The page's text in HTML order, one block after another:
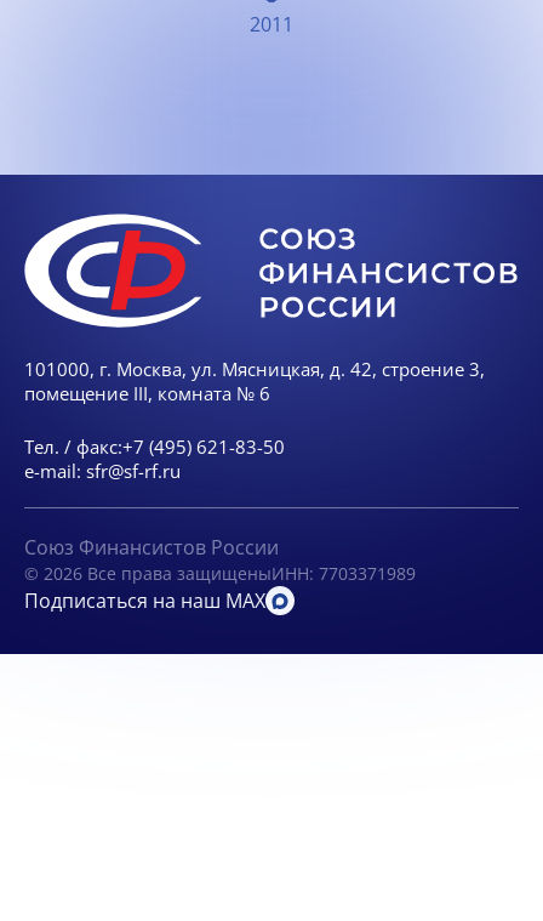
2011
101000, г. Москва, ул. Мясницкая, д. 42, строение 3,
помещение III, комната № 6
Тел. / факс:+7 (495) 621-83-50
e-mail: sfr@sf-rf.ru
Союз Финансистов России
© 2026 Все права защищеныИНН: 7703371989
Подписаться на наш MAX